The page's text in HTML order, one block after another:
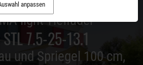
light Tieflader
7.5-25-13.1
und Spriegel 100 cm,
anpassen